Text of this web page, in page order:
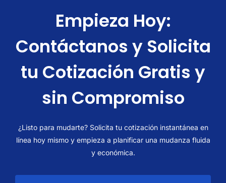
Empieza Hoy:
Contáctanos y Solicita
tu Cotización Gratis y
sin Compromiso
¿Listo para mudarte? Solicita tu cotización instantánea en
línea hoy mismo y empieza a planificar una mudanza fluida
y económica.